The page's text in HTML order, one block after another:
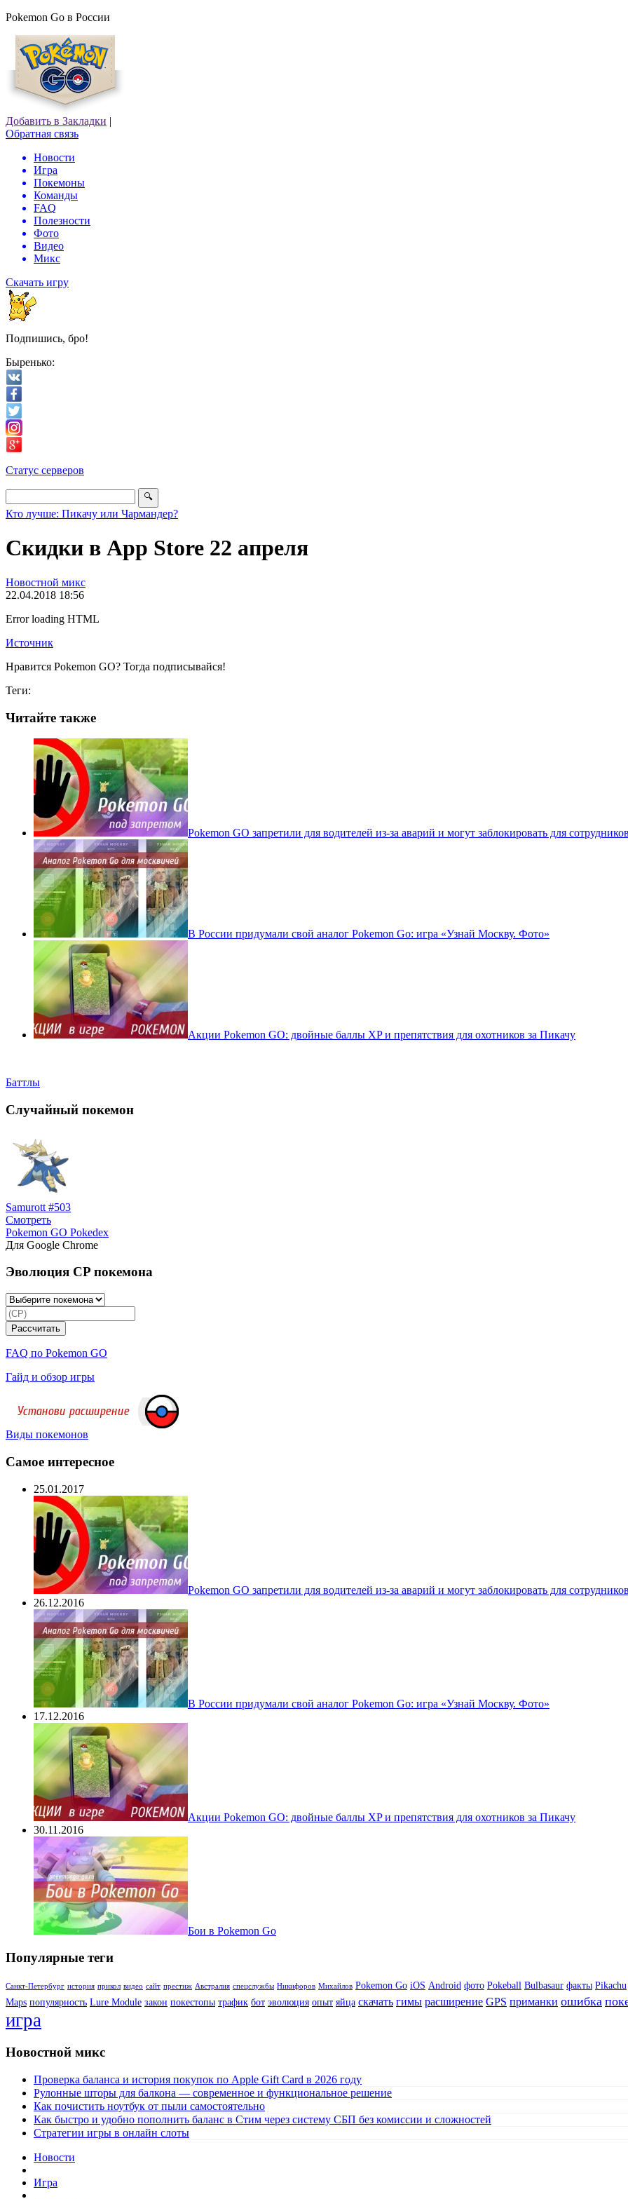
Pokemon Go в России
Добавить в Закладки |
Обратная связь
Новости
Игра
Покемоны
Команды
FAQ
Полезности
Фото
Видео
Микс
Скачать игру
Подпишись, бро!
Быренько:
Статус серверов
Кто лучше: Пикачу или Чармандер?
Скидки в App Store 22 апреля
Новостной микс
22.04.2018 18:56
Error loading HTML
Источник
Нравится Pokemon GO? Тогда подписывайся!
Теги:
Читайте также
Pokеmon GO запретили для водителей из-за аварий и могут заблокировать для
В России придумали свой аналог Pokemon Go: игра «Узнай Москву. Фото»
Акции Pokemon GO: двойные баллы XP и препятствия для охотников за Пикачу
Баттлы
Случайный покемон
Samurott #503
Смотреть
Pokemon GO Pokedex
Для Google Chrome
Эволюция CP покемона
FAQ по Pokemon GO
Гайд и обзор игры
Виды покемонов
Самое интересное
25.01.2017
Pokеmon GO запретили для водителей из-за аварий и могут заблокировать для
26.12.2016
В России придумали свой аналог Pokemon Go: игра «Узнай Москву. Фото»
17.12.2016
Акции Pokemon GO: двойные баллы XP и препятствия для охотников за Пикачу
30.11.2016
Бои в Pokemon Go
Популярные теги
Санкт-Петербург история прикол видео сайт престиж Австралия спецслужбы Никифоров Михайлов Pokemon Go iOS Android фото Pokeball Bulbasaur факты Pikachu
Maps популярность Lure Module закон покестопы трафик бот эволюция опыт яйца скачать гимы расширение GPS приманки ошибка
игра
Новостной микс
Проверка баланса и история покупок по Apple Gift Card в 2026 году
Рулонные шторы для балкона — современное и функциональное решение
Как почистить ноутбук от пыли самостоятельно
Как быстро и удобно пополнить баланс в Стим через систему СБП без комиссии и сложностей
Стратегии игры в онлайн слоты
Новости
Игра